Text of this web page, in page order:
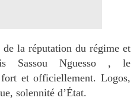
la réputation du régime et
Sassou Nguesso , le
et officiellement. Logos,
solennité d’État.